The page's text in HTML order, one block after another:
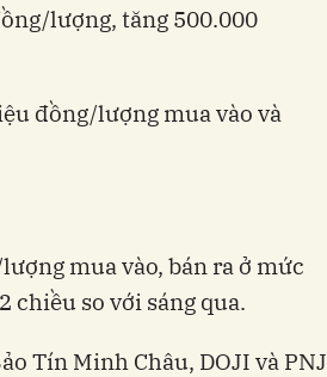
lượng, tăng 500.000
đồng/lượng mua vào và
mua vào, bán ra ở mức
chiều so với sáng qua.
Tín Minh Châu, DOJI và PNJ